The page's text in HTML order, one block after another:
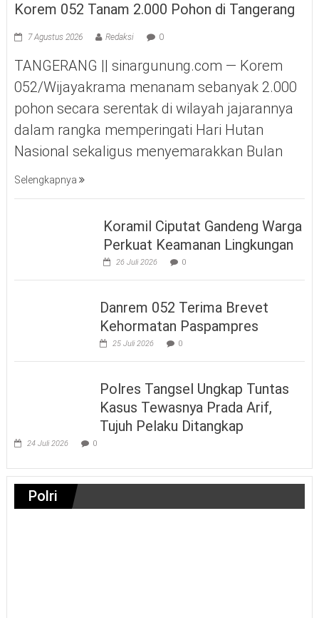
Korem 052 Tanam 2.000 Pohon di Tangerang
7 Agustus 2026 Redaksi 0
TANGERANG || sinargunung.com — Korem
052/Wijayakrama menanam sebanyak 2.000
pohon secara serentak di wilayah jajarannya
dalam rangka memperingati Hari Hutan
Nasional sekaligus menyemarakkan Bulan
Selengkapnya
Koramil Ciputat Gandeng Warga
Perkuat Keamanan Lingkungan
26 Juli 2026 0
Danrem 052 Terima Brevet
Kehormatan Paspampres
25 Juli 2026 0
Polres Tangsel Ungkap Tuntas
Kasus Tewasnya Prada Arif,
Tujuh Pelaku Ditangkap
24 Juli 2026 0
Polri